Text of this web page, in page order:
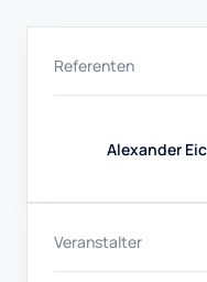
Referenten
Alexander
Veranstalter